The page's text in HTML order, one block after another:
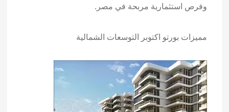
وفرص استثمارية مربحة في مصر.
مميزات بورتو اكتوبر التوسعات الشمالية